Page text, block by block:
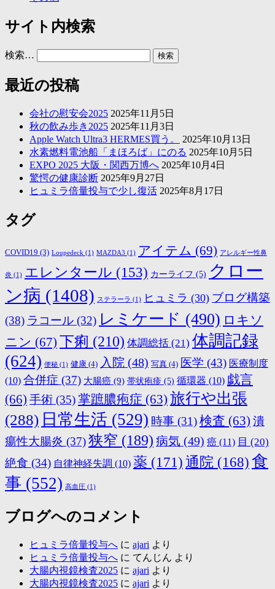
サイト内検索
検索…
最近の投稿
会社の慰安会2025 2025年11月5日
秋の飲み歩き2025 2025年11月3日
Apple Watch Ultra3 HERMES買う。
2025年10月13日
水素燃料電池船「まほろば」にのる 2025年10月5日
EXPO 2025 大阪・関西万博へ 2025年10月4日
驚愕の健康診断 2025年9月27日
ヒュミラ倍量投与で少し復活 2025年8月17日
タグ
COVID19 (3) Loupedeck (1) MAZDA3 (1) アイテム (69) アレルギー性鼻
炎 (1) エレンタール (153) カーライフ (5) クロー
ン病 (1408) ステラーラ (1) ヒュミラ (30) ブログ構築
(38) ラコール (32) レミケード (490) ロキソ
ニン (67) 下痢 (210) 体調総括 (21) 体調記録
(624) 便秘 (1) 健康 (4) 入院 (48) 写真 (4) 医学 (43) 医療制度
(10) 合併症 (37) 大腸癌 (9) 帯状疱疹 (5) 循環器 (10) 戯言
(66) 手術 (35)掌蹠膿疱症 (63) 旅行や出張
(288) 日常生活 (529) 時事 (31)検査 (63) 潰
瘍性大腸炎 (37)狭窄 (189) 病気 (49) 癌 (11) 目 (20)
絶食 (34) 自律神経失調 (10) 薬 (171)通院 (168)食
事 (552) 高血圧 (1)
ブログへのコメント
ヒュミラ倍量投与へ に ajari より
ヒュミラ倍量投与へ に てんじん より
大腸内視鏡検査2025 に ajari より
大腸内視鏡検査2025 に ajari より